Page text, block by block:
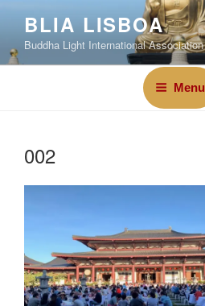
BLIA LISBOA
Buddha Light International Association
Menu
002